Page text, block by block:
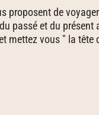
proposent de
passé et du présent
mettez vous " la tête